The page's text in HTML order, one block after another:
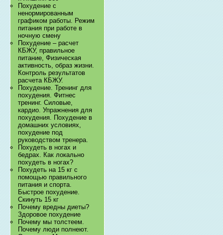
Похудение с
ненормированным
графиком работы. Режим
питания при работе в
ночную смену
Похудение – расчет
КБЖУ, правильное
питание, Физическая
активность, образ жизни.
Контроль результатов
расчета КБЖУ.
Похудение. Тренинг для
похудения. Фитнес
тренинг. Силовые,
кардио. Упражнения для
похудения. Похудение в
домашних условиях,
похудение под
руководством тренера.
Похудеть в ногах и
бедрах. Как локально
похудеть в ногах?
Похудеть на 15 кг с
помощью правильного
питания и спорта.
Быстрое похудение.
Скинуть 15 кг
Почему вредны диеты?
Здоровое похудение
Почему мы толстеем.
Почему люди полнеют.